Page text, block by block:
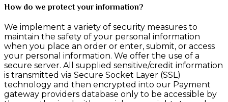
How do we protect your information?
We implement a variety of security measures to
maintain the safety of your personal information
when you place an order or enter, submit, or access
your personal information. We offer the use of a
secure server. All supplied sensitive/credit information
is transmitted via Secure Socket Layer (SSL)
technology and then encrypted into our Payment
gateway providers database only to be accessible by